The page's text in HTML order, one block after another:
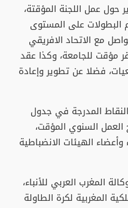
حول عمل اللجنة المؤقتة،
البطولات على المستوى
مع الاتحاد الافريقي
مؤقت للجامعة، وكذا عقد
فضلا عن تطوير وإعادة
المدرجة في جدول
العمل السنوي المؤقت،
الهيئات الانضباطية
المغرب العربي للأنباء،
المغربية لكرة الطاولة